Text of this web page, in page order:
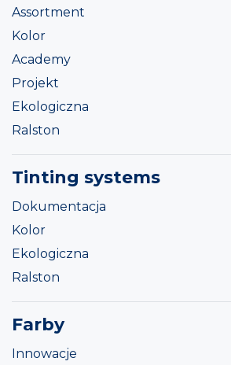
Assortment
Kolor
Academy
Projekt
Ekologiczna
Ralston
Tinting systems
Dokumentacja
Kolor
Ekologiczna
Ralston
Farby
Innowacje